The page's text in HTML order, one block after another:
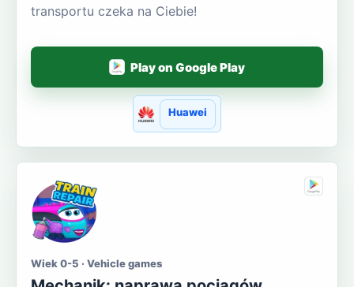
transportu czeka na Ciebie!
Play on Google Play
Huawei
Wiek 0-5 · Vehicle games